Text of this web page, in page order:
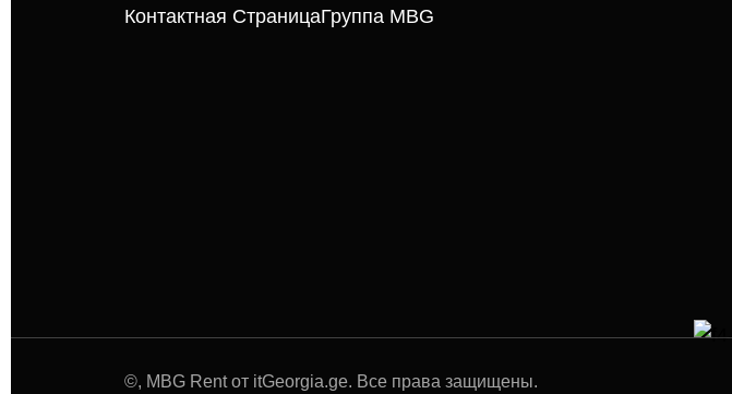
Контактная СтраницаГруппа MBG
©, MBG Rent от itGeorgia.ge. Все права защищены.